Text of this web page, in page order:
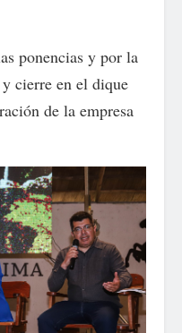
ponencias y por la
cierre en el dique
de la empresa